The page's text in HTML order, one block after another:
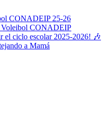
CONADEIP 25-26
Voleibol CONADEIP
el ciclo escolar 2025-2026! 🎶
a Mamá